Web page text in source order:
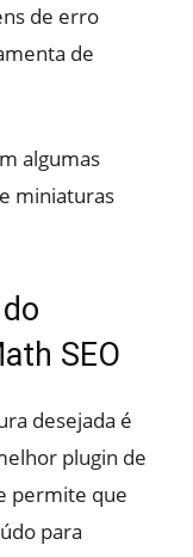
de erro
de
algumas
miniaturas
SEO
desejada é
plugin de
permite que
para